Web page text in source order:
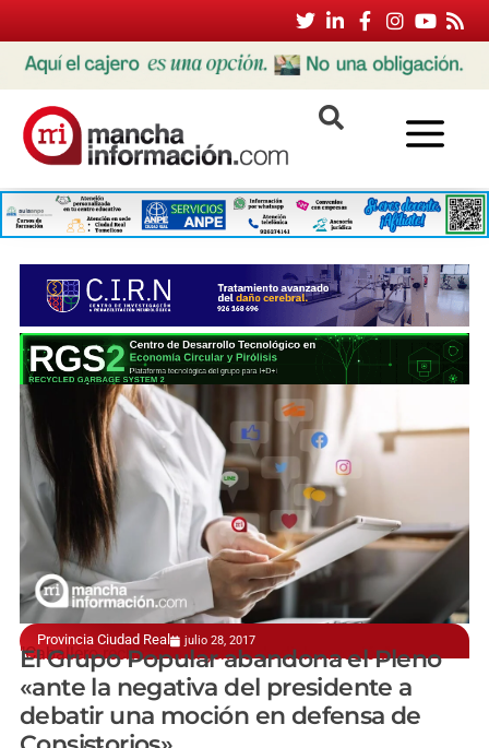
Provincia Ciudad Real julio 28, 2017
"Caballero rechaza la urgencia de dicha moción"
El Grupo Popular abandona el Pleno
«ante la negativa del presidente a
debatir una moción en defensa de